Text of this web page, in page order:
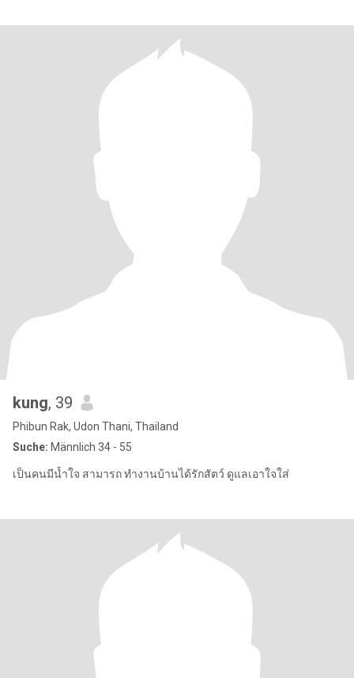
kung, 39
Phibun Rak, Udon Thani, Thailand
Suche: Männlich 34 - 55
เป็นคนมีน้ำใจ สามารถ ทำงานบ้านได้รักสัตว์ ดูแลเอาใจใส่